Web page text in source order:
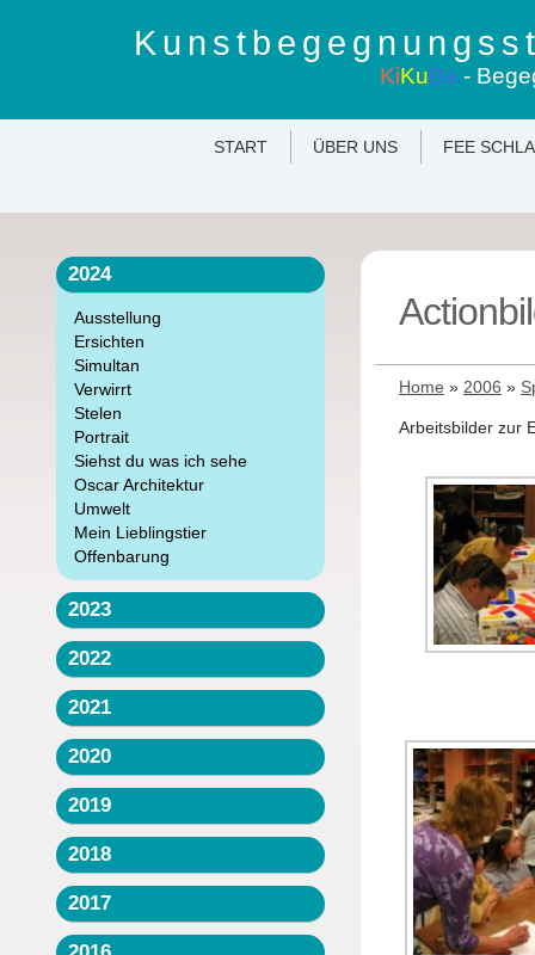
KiKuBa -
START ÜBER UNS FEE
2024
Ausstellung
Ersichten
Simultan
Verwirrt
Stelen
Portrait
Siehst du was ich sehe
Oscar Architektur
Umwelt
Mein Lieblingstier
Offenbarung
2023
2022
2021
2020
2019
2018
2017
Home » 2006 »
Arbeitsbilder zur